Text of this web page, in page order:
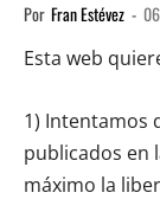
Por Fran Estévez -
Esta web
1) Intentamos
publicados en
máximo la